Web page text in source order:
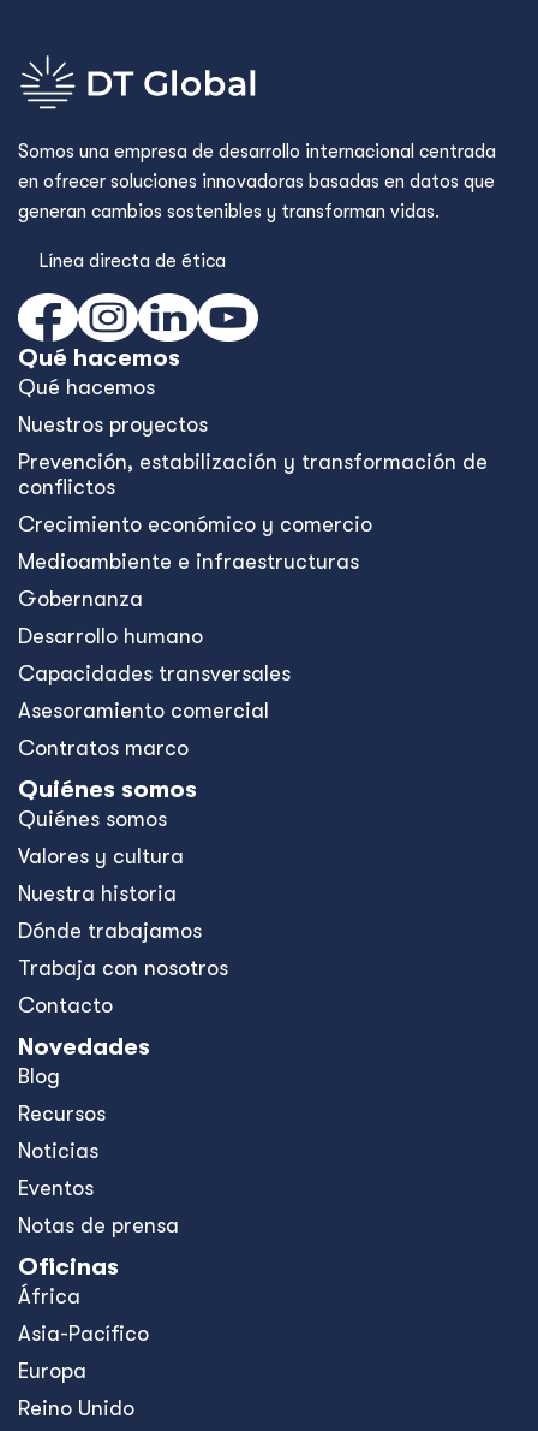
Somos una empresa de desarrollo internacional centrada
en ofrecer soluciones innovadoras basadas en datos que
generan cambios sostenibles y transforman vidas.
Línea directa de ética
Qué hacemos
Qué hacemos
Nuestros proyectos
Prevención, estabilización y transformación de
conflictos
Crecimiento económico y comercio
Medioambiente e infraestructuras
Gobernanza
Desarrollo humano
Capacidades transversales
Asesoramiento comercial
Contratos marco
Quiénes somos
Quiénes somos
Valores y cultura
Nuestra historia
Dónde trabajamos
Trabaja con nosotros
Contacto
Novedades
Blog
Recursos
Noticias
Eventos
Notas de prensa
Oficinas
África
Asia-Pacífico
Europa
Reino Unido